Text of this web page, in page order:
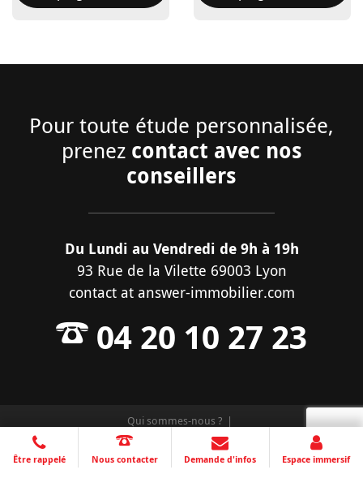
Pour toute étude personnalisée,
prenez contact avec nos
conseillers
Du Lundi au Vendredi de 9h à 19h
93 Rue de la Vilette 69003 Lyon
contact at answer-immobilier.com
04 20 10 27 23
Qui sommes-nous ?
Mentions légales et protection de vos données
Plan du site
Création site internet Greentic.net
Être rappelé Nous contacter Demande d'infos Espace immersif